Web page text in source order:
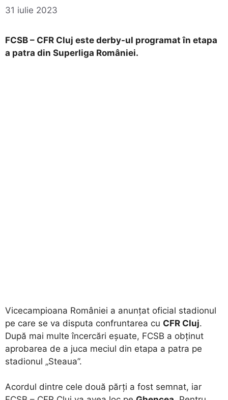
31 iulie 2023
FCSB – CFR Cluj este derby-ul programat în etapa
a patra din Superliga României.
Vicecampioana României a anunțat oficial stadionul
pe care se va disputa confruntarea cu CFR Cluj.
După mai multe încercări eșuate, FCSB a obținut
aprobarea de a juca meciul din etapa a patra pe
stadionul „Steaua”.
Acordul dintre cele două părți a fost semnat, iar